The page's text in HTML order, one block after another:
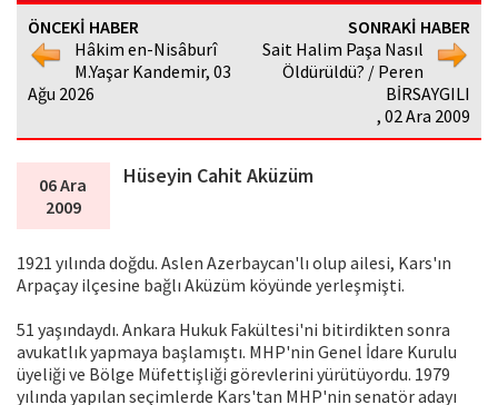
ÖNCEKİ HABER
Hâkim en-Nisâburî
M.Yaşar Kandemir, 03
Ağu 2026
SONRAKİ HABER
Sait Halim Paşa Nasıl
Öldürüldü? / Peren
BİRSAYGILI
, 02 Ara 2009
06 Ara
2009
Hüseyin Cahit Aküzüm
1921 yılında doğdu. Aslen Azerbaycan'lı olup ailesi, Kars'ın
Arpaçay ilçesine bağlı Aküzüm köyünde yerleşmişti.
51 yaşındaydı. Ankara Hukuk Fakültesi'ni bitirdikten sonra
avukatlık yapmaya başlamıştı. MHP'nin Genel İdare Kurulu
üyeliği ve Bölge Müfettişliği görevlerini yürütüyordu. 1979
yılında yapılan seçimlerde Kars'tan MHP'nin senatör adayı